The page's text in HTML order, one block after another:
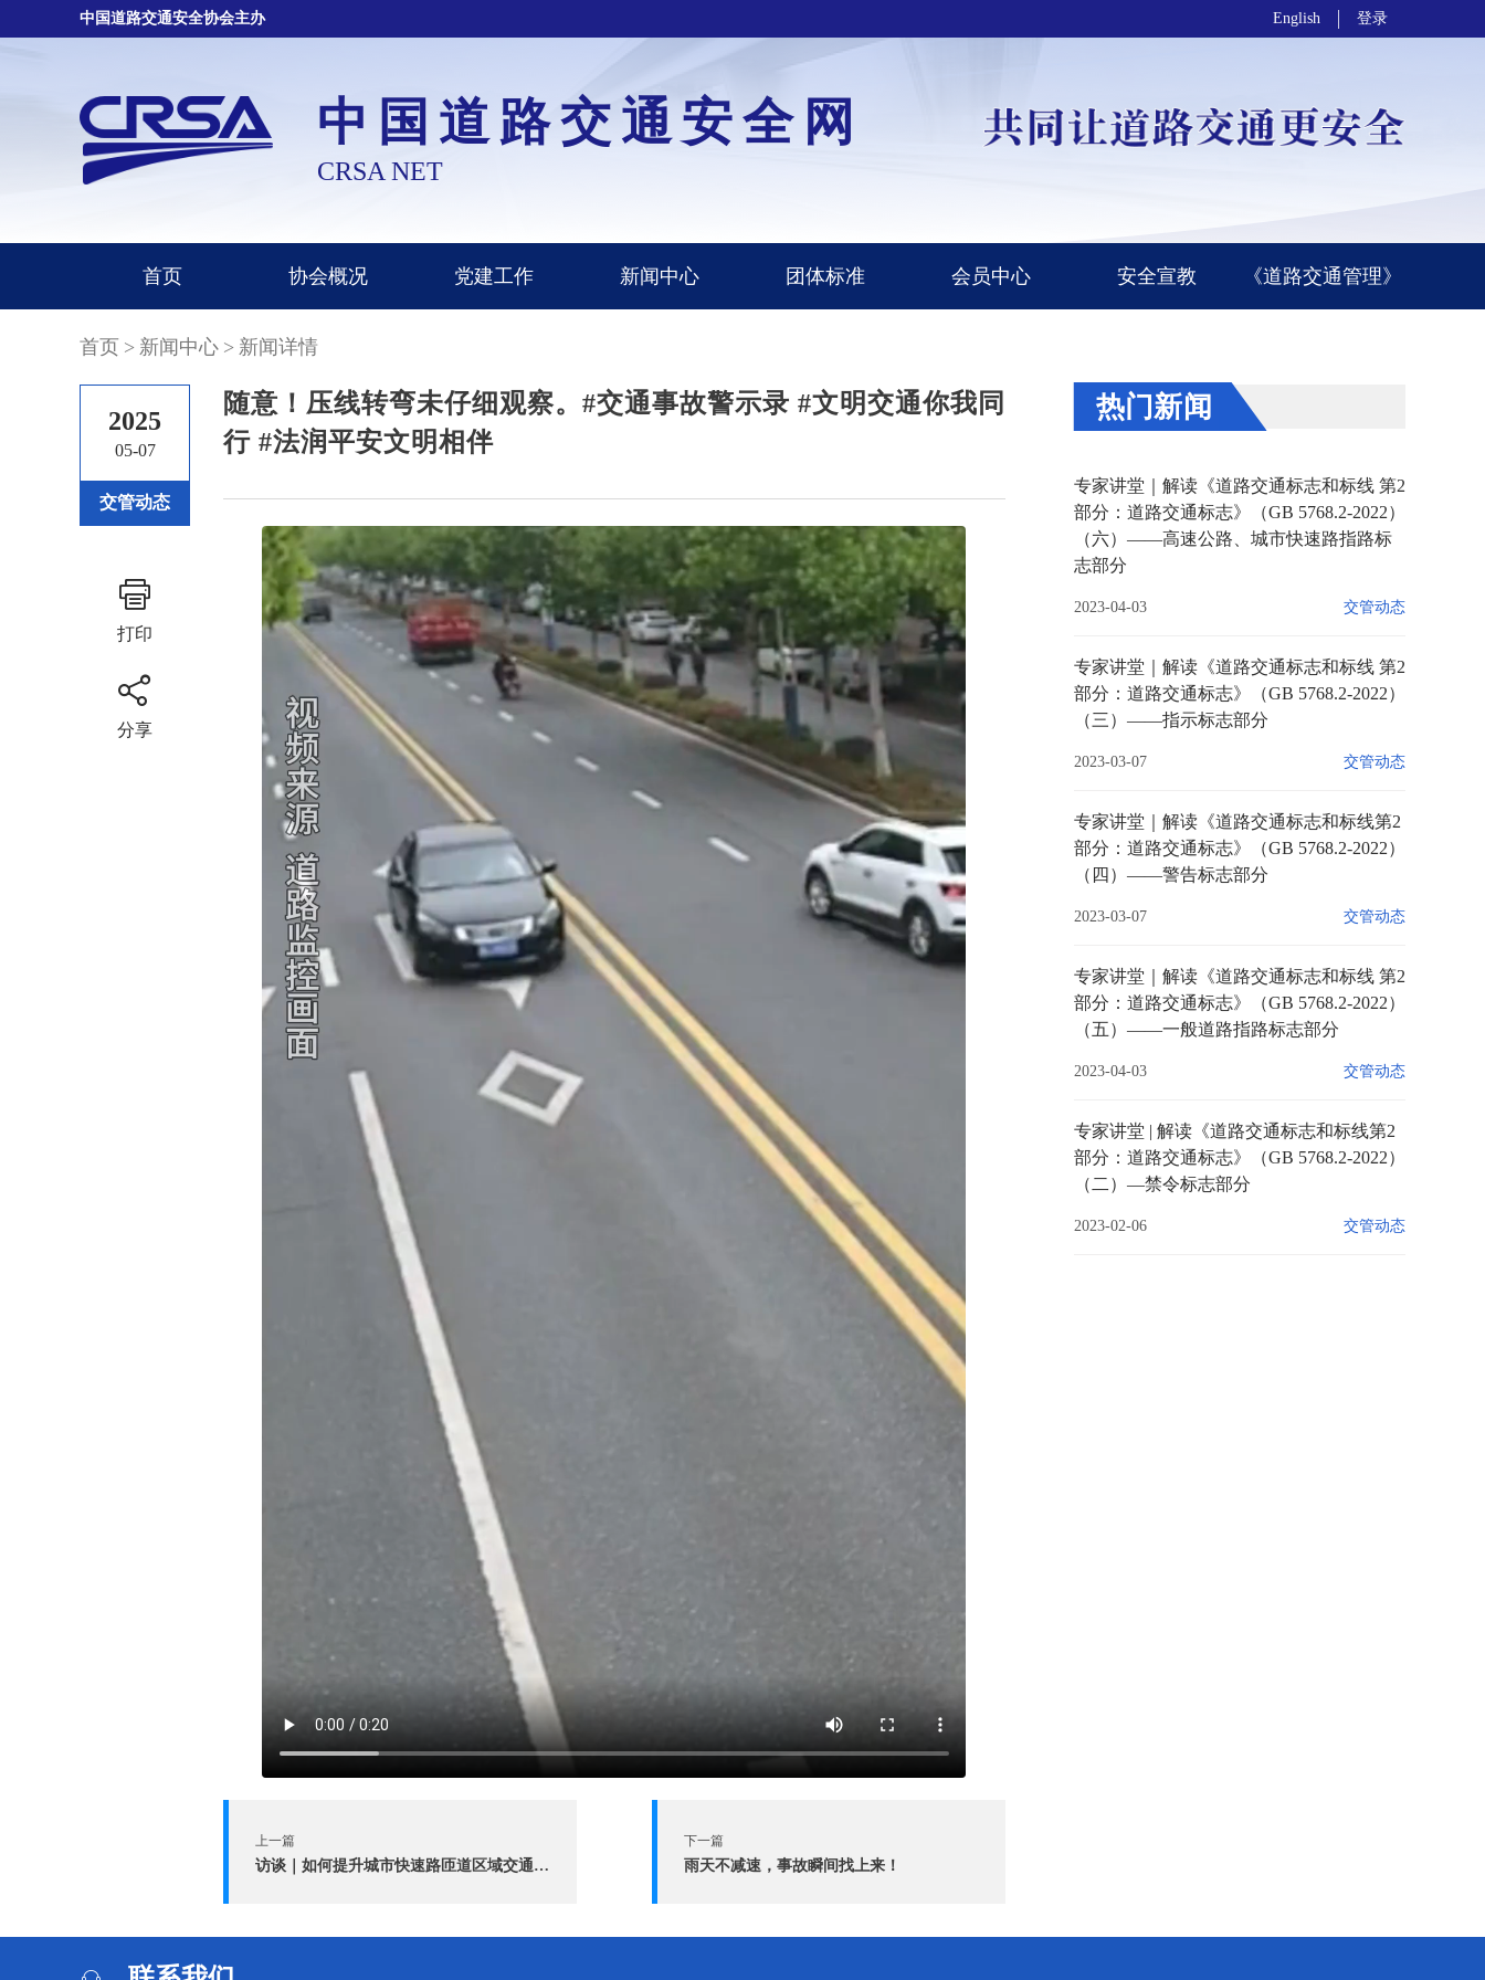
中国道路交通安全协会主办 English 登录
中国道路交通安全网
CRSA NET
首页 协会概况 党建工作 新闻中心 团体标准 会员中心 安全宣教 《道路交通管理》
首页 > 新闻中心 > 新闻详情
2025
05-07
交管动态
打印
分享
随意！压线转弯未仔细观察。#交通事故警示录 #文明交通你我同
行 #法润平安文明相伴
上一篇
访谈｜如何提升城市快速路匝道区域交通安全？
下一篇
雨天不减速，事故瞬间找上来！
热门新闻
专家讲堂｜解读《道路交通标志和标线 第2
部分：道路交通标志》（GB 5768.2-2022）
（六）——高速公路、城市快速路指路标
志部分
2023-04-03 交管动态
专家讲堂｜解读《道路交通标志和标线 第2
部分：道路交通标志》（GB 5768.2-2022）
（三）——指示标志部分
2023-03-07 交管动态
专家讲堂｜解读《道路交通标志和标线第2
部分：道路交通标志》（GB 5768.2-2022）
（四）——警告标志部分
2023-03-07 交管动态
专家讲堂｜解读《道路交通标志和标线 第2
部分：道路交通标志》（GB 5768.2-2022）
（五）——一般道路指路标志部分
2023-04-03 交管动态
专家讲堂 | 解读《道路交通标志和标线第2
部分：道路交通标志》（GB 5768.2-2022）
（二）—禁令标志部分
2023-02-06 交管动态